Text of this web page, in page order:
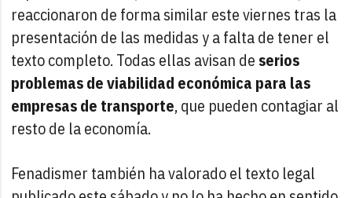
reaccionaron de forma similar este viernes tras la
presentación de las medidas y a falta de tener el
texto completo. Todas ellas avisan de serios
problemas de viabilidad económica para las
empresas de transporte, que pueden contagiar al
resto de la economía.
Fenadismer también ha valorado el texto legal